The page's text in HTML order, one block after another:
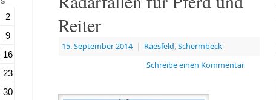
Reiter
15. September 2014 | Raesfeld, Schermbeck
Schreibe einen Kommentar
2
9
16
23
30